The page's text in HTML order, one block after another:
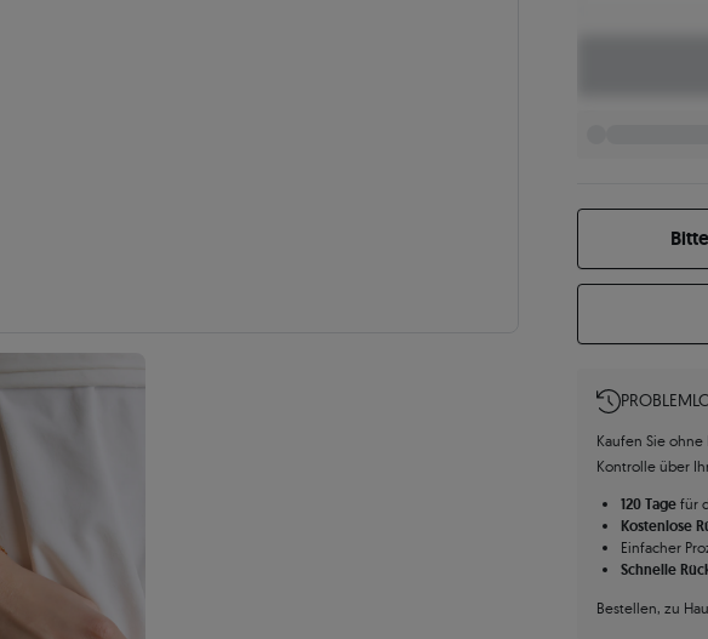
Kaufen Sie
Kontrolle über
120 Tage für
Kostenlose
Einfacher
Schnelle
Bestellen, zu